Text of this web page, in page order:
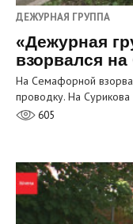
ДЕЖУРНАЯ ГРУППА
«Дежурная
взорвался
На Семафорной
проводку. На
605